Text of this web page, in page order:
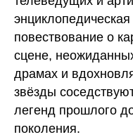
повествование о
сцене,
драмах и
звёзды
легенд прошлого
поколения.